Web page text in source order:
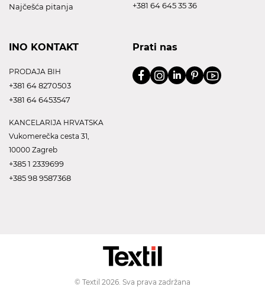
Najčešća pitanja
+381 64 645 35 36
INO KONTAKT
PRODAJA BIH
+381 64 8270503
+381 64 6453547
KANCELARIJA HRVATSKA
Vukomerečka cesta 31,
10000 Zagreb
+385 1 2339699
+385 98 9587368
Prati nas
© Textil 2026. Sva prava zadržana